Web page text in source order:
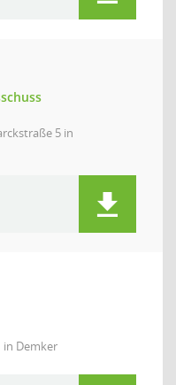
5 in
in Demker